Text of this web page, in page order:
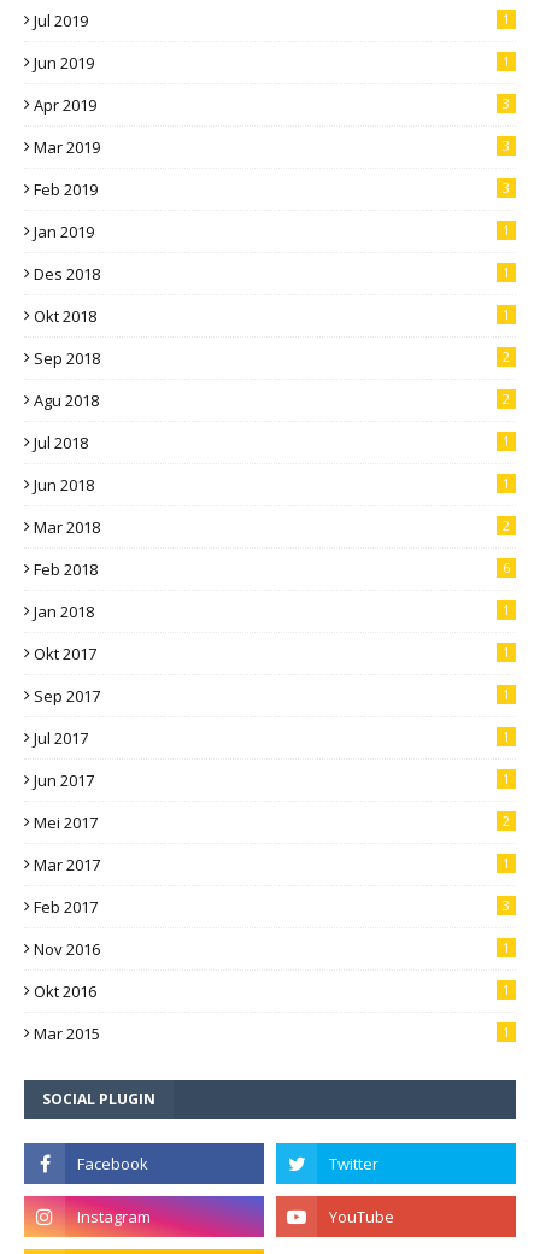
Jul 2019 1
Jun 2019 1
Apr 2019 3
Mar 2019 3
Feb 2019 3
Jan 2019 1
Des 2018 1
Okt 2018 1
Sep 2018 2
Agu 2018 2
Jul 2018 1
Jun 2018 1
Mar 2018 2
Feb 2018 6
Jan 2018 1
Okt 2017 1
Sep 2017 1
Jul 2017 1
Jun 2017 1
Mei 2017 2
Mar 2017 1
Feb 2017 3
Nov 2016 1
Okt 2016 1
Mar 2015 1
SOCIAL PLUGIN